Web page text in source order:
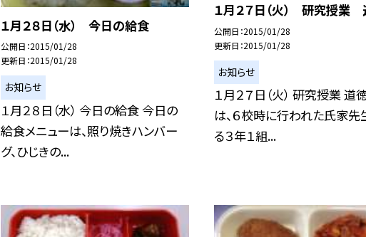
１月２８日（水） 今日の給食
公開日 2015/01/28
更新日 2015/01/28
お知らせ
１月２８日（水） 今日の給食 今日の
給食メニューは、照り焼きハンバー
グ、ひじきの...
１月２７日（火） 研究授業
公開日 2015/01/28
更新日 2015/01/28
お知らせ
１月２７日（火） 研究授業 道
は、６校時に行われた氏家先
る３年１組...